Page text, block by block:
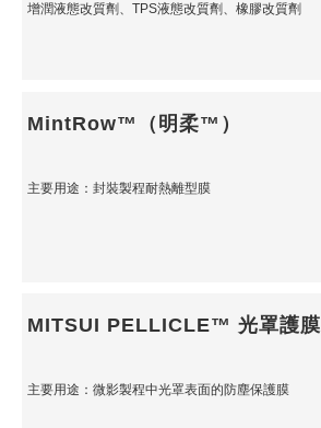
增潤液態改質劑、TPS液態改質劑、橡膠改質劑
MintRow™（明柔™）
主要用途：封裝製程耐熱離型膜
MITSUI PELLICLE™ 光罩護膜
主要用途：微影製程中光罩表面的防塵保護膜